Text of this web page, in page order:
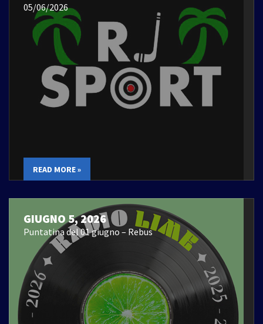
05/06/2026
READ MORE »
GIUGNO 5, 2026
Puntatina del 01 giugno – Rebus